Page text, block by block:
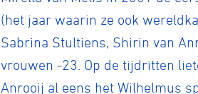
(het jaar waarin ze ook
Sabrina Stultiens, Shirin van
vrouwen -23. Op de tijdritten
Anrooij al eens het Wilhelmus